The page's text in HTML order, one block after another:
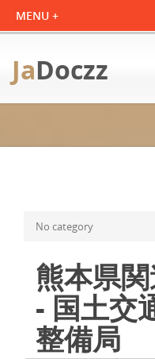
JaDoczz
No category
熊本県関
- 国土交
整備局